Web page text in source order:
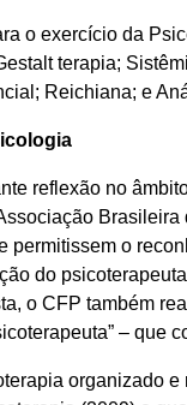
o exercício da
terapia;
Reichiana; e
reflexão no
permitissem o
do
o CFP também
– que
organizado